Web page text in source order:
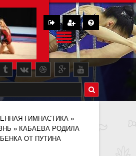
ГИМНАСТИКА »
» КАБАЕВА РОДИЛА
ОТ ПУТИНА